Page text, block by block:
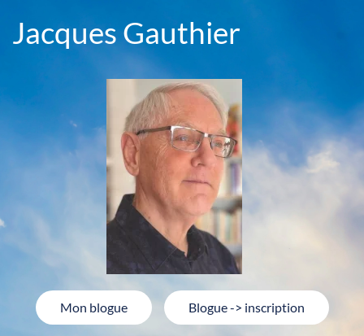
Jacques Gauthier
Mon blogue Blogue -> inscription